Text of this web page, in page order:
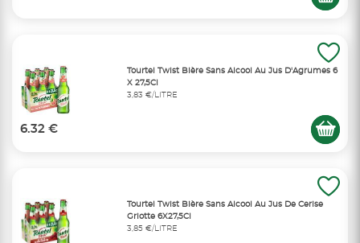
Tourtel Twist Bière Sans Alcool Au Jus D'Agrumes 6
X 27,5Cl
3,83 €/LITRE
6.32 €
Tourtel Twist Bière Sans Alcool Au Jus De Cerise
Griotte 6X27,5Cl
3,85 €/LITRE